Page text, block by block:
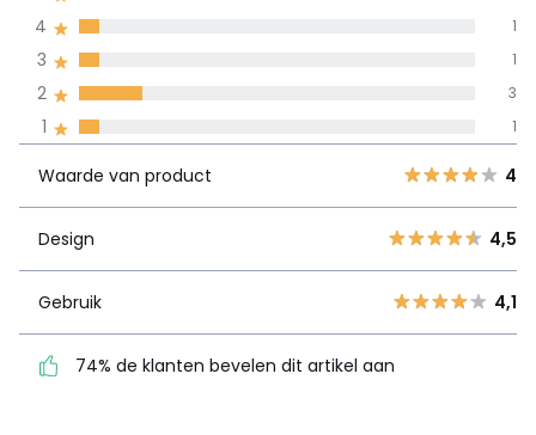
100% gecertificeerde beoordelingen,
1
2 3
3
4 1
4
74% de klanten bevelen
dit artikel aan
1 1
2 3
3 1
4 1
Waarde van product 4
Design 4,5
Gebruik 4,1
74% de klanten bevelen dit artikel aan